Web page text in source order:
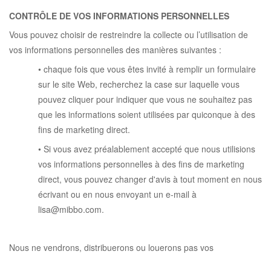
CONTRÔLE DE VOS INFORMATIONS PERSONNELLES
Vous pouvez choisir de restreindre la collecte ou l’utilisation de
vos informations personnelles des manières suivantes :
• chaque fois que vous êtes invité à remplir un formulaire
sur le site Web, recherchez la case sur laquelle vous
pouvez cliquer pour indiquer que vous ne souhaitez pas
que les informations soient utilisées par quiconque à des
fins de marketing direct.
• Si vous avez préalablement accepté que nous utilisions
vos informations personnelles à des fins de marketing
direct, vous pouvez changer d'avis à tout moment en nous
écrivant ou en nous envoyant un e-mail à
lisa@mibbo.com.
Nous ne vendrons, distribuerons ou louerons pas vos